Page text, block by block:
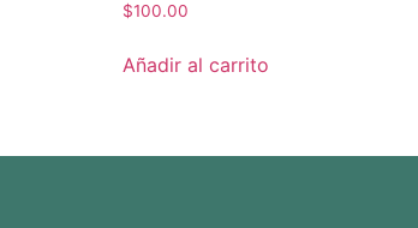
$100.00
Añadir al carrito